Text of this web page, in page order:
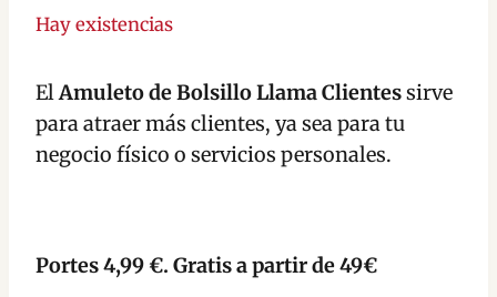
ElAmuleto de Bolsillo Llama Clientessirve
para atraer más clientes, ya sea para tu
negocio físico o servicios personales.
Hay existencias
Llama
cantidad
Portes 4,99 €. Gratis a partir de 49€